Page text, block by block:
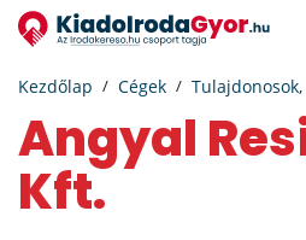
Kezdőlap Cégek
Angyal Residence
Kft.